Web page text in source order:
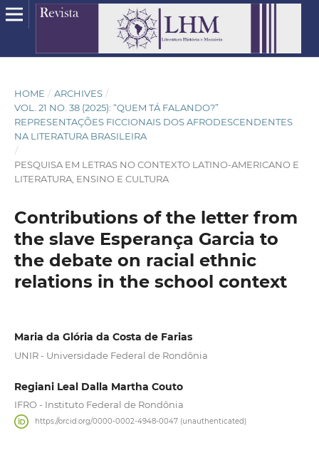
HOME / ARCHIVES /
VOL. 21 NO. 38 (2025): “QUEM TÁ FALANDO?”
REPRESENTAÇÕES FICCIONAIS DOS AFRODESCENDENTES
NA LITERATURA BRASILEIRA
/
PESQUISA EM LETRAS NO CONTEXTO LATINO-AMERICANO E
LITERATURA, ENSINO E CULTURA
Contributions of the letter from
the slave Esperança Garcia to
the debate on racial ethnic
relations in the school context
Maria da Glória da Costa de Farias
UNIR - Universidade Federal de Rondônia
Regiani Leal Dalla Martha Couto
IFRO - Instituto Federal de Rondônia
https://orcid.org/0000-0002-4948-0047 (unauthenticated)